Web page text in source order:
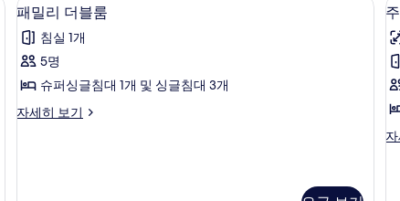
밀
리
더
룸
13
패밀리 더블룸
침실 1개
5명
슈퍼싱글침대 1개 및 싱글침대 3개
자세히 보기
패
윈
주